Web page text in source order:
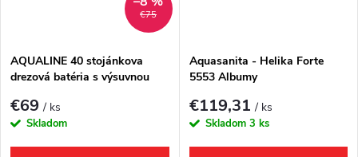
€75
AQUALINE 40 stojánkova
drezová batéria s výsuvnou
€69/ ks
Skladom
Aquasanita - Helika Forte
5553 Albumy
€119,31/ ks
Skladom 3 ks